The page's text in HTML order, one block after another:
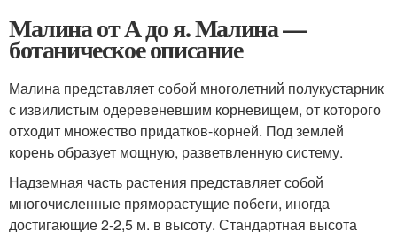
Малина от А до я. Малина —
ботаническое описание
Малина представляет собой многолетний полукустарник
с извилистым одеревеневшим корневищем, от которого
отходит множество придатков-корней. Под землей
корень образует мощную, разветвленную систему.
Надземная часть растения представляет собой
многочисленные пряморастущие побеги, иногда
достигающие 2-2,5 м. в высоту. Стандартная высота